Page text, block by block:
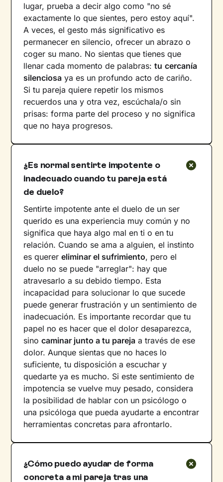
lugar, prueba a decir algo como "no sé
exactamente lo que sientes, pero estoy aquí".
A veces, el gesto más significativo es
permanecer en silencio, ofrecer un abrazo o
coger su mano. No sientas que tienes que
llenar cada momento de palabras:tu cercanía
silenciosa ya es un profundo acto de cariño.
Si tu pareja quiere repetir los mismos
recuerdos una y otra vez, escúchala/o sin
prisas: forma parte del proceso y no significa
que no haya progresos.
¿Es normal sentirte impotente o
inadecuado cuando tu pareja está
de duelo?
Sentirte impotente ante el duelo de un ser
querido es una experiencia muy común y no
significa que haya algo mal en ti o en tu
relación. Cuando se ama a alguien, el instinto
es querereliminar el sufrimiento, pero el
duelo no se puede "arreglar": hay que
atravesarlo a su debido tiempo. Esta
incapacidad para solucionar lo que sucede
puede generar frustración y un sentimiento de
inadecuación. Es importante recordar que tu
papel no es hacer que el dolor desaparezca,
sinocaminar junto a tu pareja a través de ese
dolor. Aunque sientas que no haces lo
suficiente, tu disposición a escuchar y
quedarte ya es mucho. Si este sentimiento de
impotencia se vuelve muy pesado, considera
la posibilidad de hablar con un psicólogo o
una psicóloga que pueda ayudarte a encontrar
herramientas concretas para afrontarlo.
¿Cómo puedo ayudar de forma
concreta a mi pareja tras una